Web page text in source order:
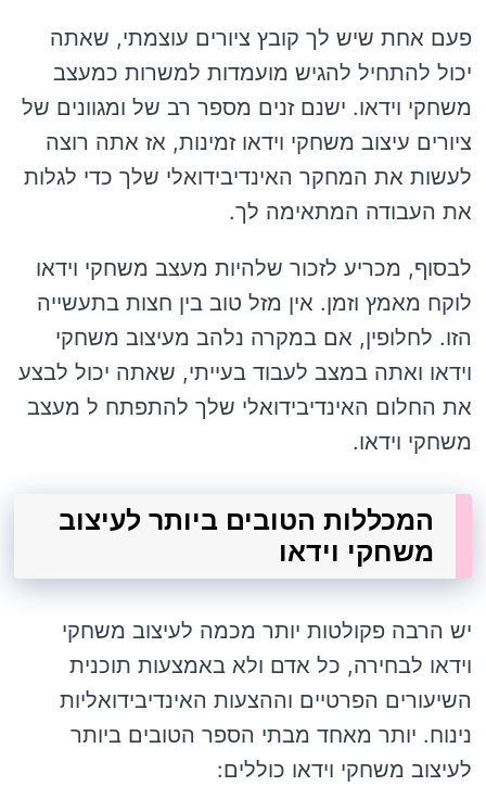
פעם אחת שיש לך קובץ ציורים עוצמתי, שאתה
יכול להתחיל להגיש מועמדות למשרות כמעצב
משחקי וידאו. ישנם זנים מספר רב של ומגוונים של
ציורים עיצוב משחקי וידאו זמינות, אז אתה רוצה
לעשות את המחקר האינדיבידואלי שלך כדי לגלות
את העבודה המתאימה לך.
לבסוף, מכריע לזכור שלהיות מעצב משחקי וידאו
לוקח מאמץ וזמן. אין מזל טוב בין חצות בתעשייה
הזו. לחלופין, אם במקרה נלהב מעיצוב משחקי
וידאו ואתה במצב לעבוד בעייתי, שאתה יכול לבצע
את החלום האינדיבידואלי שלך להתפתח ל מעצב
משחקי וידאו.
המכללות הטובים ביותר לעיצוב
משחקי וידאו
יש הרבה פקולטות יותר מכמה לעיצוב משחקי
וידאו לבחירה, כל אדם ולא באמצעות תוכנית
השיעורים הפרטיים וההצעות האינדיבידואליות
נינוח. יותר מאחד מבתי הספר הטובים ביותר
לעיצוב משחקי וידאו כוללים: